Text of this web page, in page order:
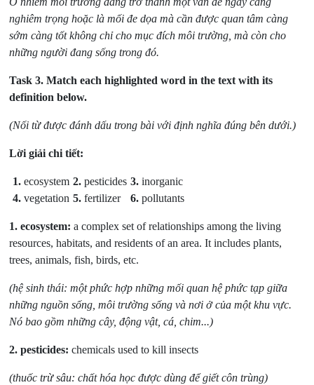
nghiêm trọng hoặc là mối đe dọa mà cần được quan tâm càng
sớm càng tốt không chỉ cho mục đích môi trường, mà còn cho
những người đang sống trong đó.
Task 3. Match each highlighted word in the text with its
definition below.
(Nối từ được đánh dấu trong bài với định nghĩa đúng bên dưới.)
Lời giải chi tiết:
1. ecosystem 2. pesticides 3. inorganic
4. vegetation 5. fertilizer 6. pollutants
1. ecosystem: a complex set of relationships among the living
resources, habitats, and residents of an area. It includes plants,
trees, animals, fish, birds, etc.
(hệ sinh thái: một phức hợp những mối quan hệ phức tạp giữa
những nguồn sống, môi trường sống và nơi ở của một khu vực.
Nó bao gồm những cây, động vật, cá, chim...)
2. pesticides: chemicals used to kill insects
(thuốc trừ sâu: chất hóa học được dùng để giết côn trùng)